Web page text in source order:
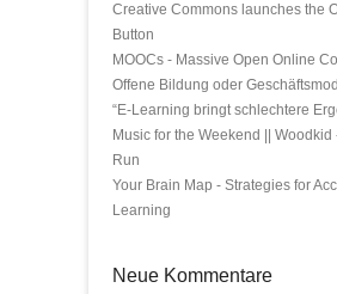
Creative Commons launches the
Button
MOOCs - Massive Open Online
Offene Bildung oder
“E-Learning bringt schlechtere
Music for the Weekend || Woodkid
Run
Your Brain Map - Strategies for
Learning
Neue Kommentare